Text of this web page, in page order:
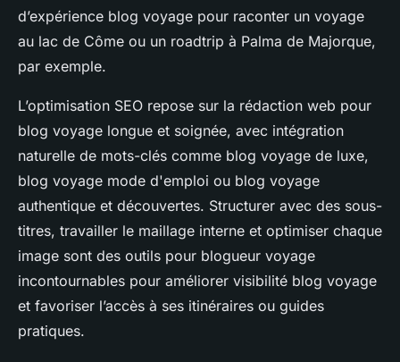
d’expérience blog voyage pour raconter un voyage
au lac de Côme ou un roadtrip à Palma de Majorque,
par exemple.
L’optimisation SEO repose sur la rédaction web pour
blog voyage longue et soignée, avec intégration
naturelle de mots-clés comme blog voyage de luxe,
blog voyage mode d'emploi ou blog voyage
authentique et découvertes. Structurer avec des sous-
titres, travailler le maillage interne et optimiser chaque
image sont des outils pour blogueur voyage
incontournables pour améliorer visibilité blog voyage
et favoriser l’accès à ses itinéraires ou guides
pratiques.